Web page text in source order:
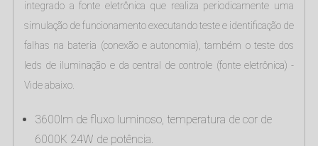
integrado a fonte eletrônica que realiza periodicamente uma
simulação de funcionamento executando teste e identificação de
falhas na bateria (conexão e autonomia), também o teste dos
leds de iluminação e da central de controle (fonte eletrônica) -
Vide abaixo.
3600lm de fluxo luminoso, temperatura de cor de
6000K 24W de potência.